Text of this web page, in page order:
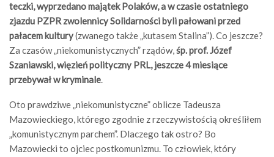
teczki, wyprzedano majątek Polaków, a w czasie ostatniego
zjazdu PZPR zwolennicy Solidarności byli pałowani przed
pałacem kultury(zwanego także „kutasem Stalina”). Co jeszcze?
Za czasów „niekomunistycznych” rządów,śp. prof. Józef
Szaniawski, więzień polityczny PRL, jeszcze 4 miesiące
przebywał w kryminale.
Oto prawdziwe „niekomunistyczne” oblicze Tadeusza
Mazowieckiego, którego zgodnie z rzeczywistością określiłem
„komunistycznym parchem”. Dlaczego tak ostro? Bo
Mazowiecki to ojciec postkomunizmu. To człowiek, który